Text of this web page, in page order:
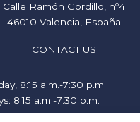
Calle Ramón Gordillo, nº4
46010 Valencia, España
CONTACT US
8:15 a.m.-7:30 p.m.
8:15 a.m.-7:30 p.m.
9:00 a.m.-2:00 p.m.